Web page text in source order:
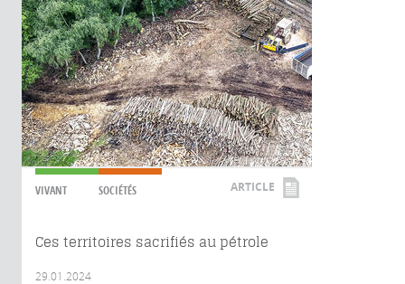
VIVANT SOCIÉTÉS ARTICLE
Ces territoires sacrifiés au pétrole
29.01.2024